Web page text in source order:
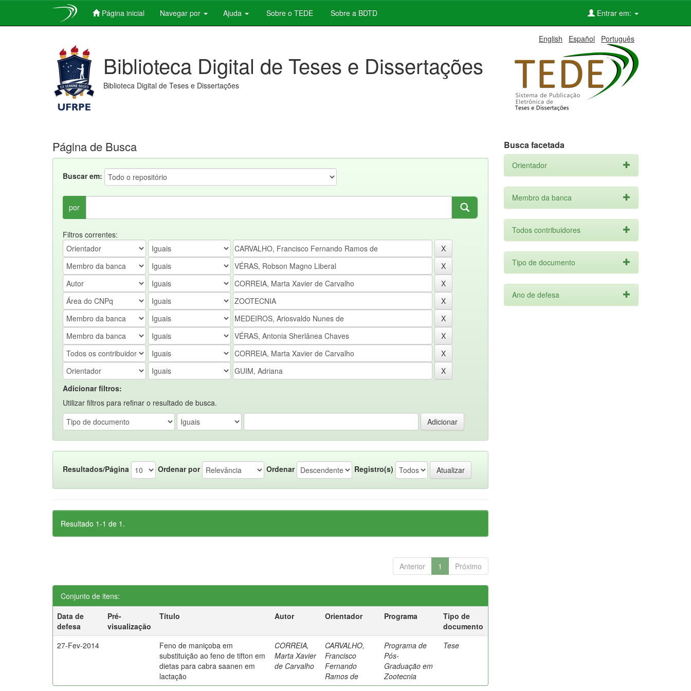
Página inicial Navegar por Ajuda Sobre o TEDE Sobre a BDTD Entrar em:
English Español Português
Biblioteca Digital de Teses e Dissertações
Biblioteca Digital de Teses e Dissertações
Página de Busca
Buscar em:
por
Filtros correntes:
Adicionar filtros:
Utilizar filtros para refinar o resultado de busca.
Resultados/Página Ordenar por Ordenar Registro(s)
Resultado 1-1 de 1.
Anterior 1 Próximo
Conjunto de itens:
Data de
defesa
Pré-
visualização
Título Autor Orientador Programa
Tipo de
documento
27-Fev-2014
Feno de maniçoba em
substituição ao feno de tifton em
dietas para cabra saanen em
lactação
CORREIA,
Marta Xavier
de Carvalho
CARVALHO,
Francisco
Fernando
Ramos de
Programa de
Pós-
Graduação em
Zootecnia
Tese
Busca facetada
Orientador
Membro da banca
Todos contribuidores
Tipo de documento
Ano de defesa